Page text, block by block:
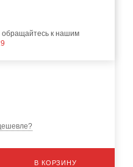
обращайтесь к нашим
В КОРЗИНУ